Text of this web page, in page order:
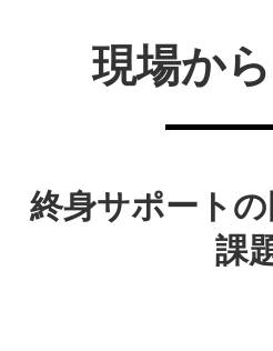
現場か
終身サポート
課